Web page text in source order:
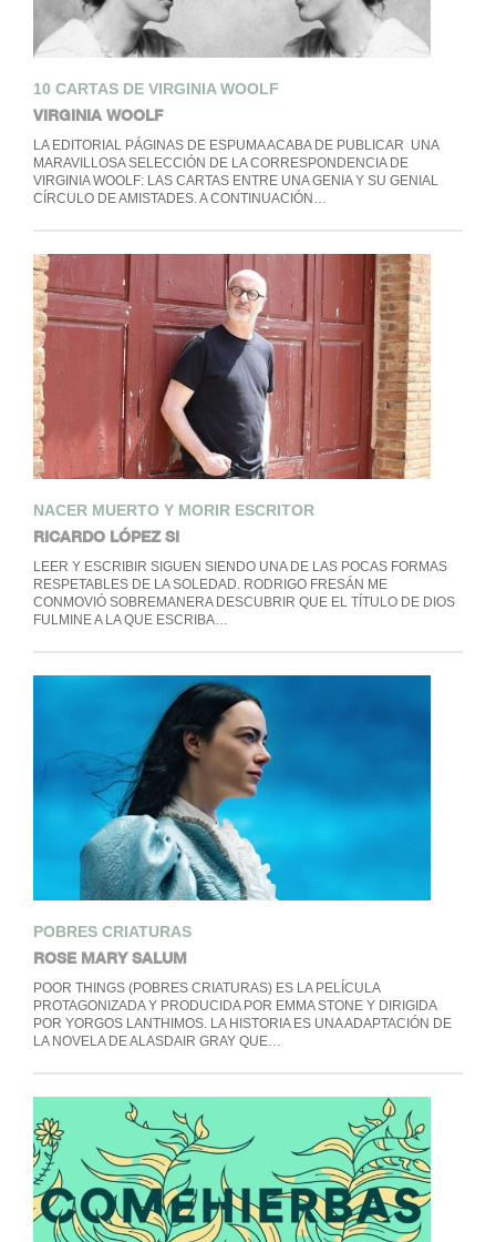
10 CARTAS DE VIRGINIA WOOLF
VIRGINIA WOOLF
LA EDITORIAL PÁGINAS DE ESPUMA ACABA DE PUBLICAR UNA
MARAVILLOSA SELECCIÓN DE LA CORRESPONDENCIA DE
VIRGINIA WOOLF: LAS CARTAS ENTRE UNA GENIA Y SU GENIAL
CÍRCULO DE AMISTADES. A CONTINUACIÓN…
NACER MUERTO Y MORIR ESCRITOR
RICARDO LÓPEZ SI
LEER Y ESCRIBIR SIGUEN SIENDO UNA DE LAS POCAS FORMAS
RESPETABLES DE LA SOLEDAD. RODRIGO FRESÁN ME
CONMOVIÓ SOBREMANERA DESCUBRIR QUE EL TÍTULO DE DIOS
FULMINE A LA QUE ESCRIBA…
POBRES CRIATURAS
ROSE MARY SALUM
POOR THINGS (POBRES CRIATURAS) ES LA PELÍCULA
PROTAGONIZADA Y PRODUCIDA POR EMMA STONE Y DIRIGIDA
POR YORGOS LANTHIMOS. LA HISTORIA ES UNA ADAPTACIÓN DE
LA NOVELA DE ALASDAIR GRAY QUE…